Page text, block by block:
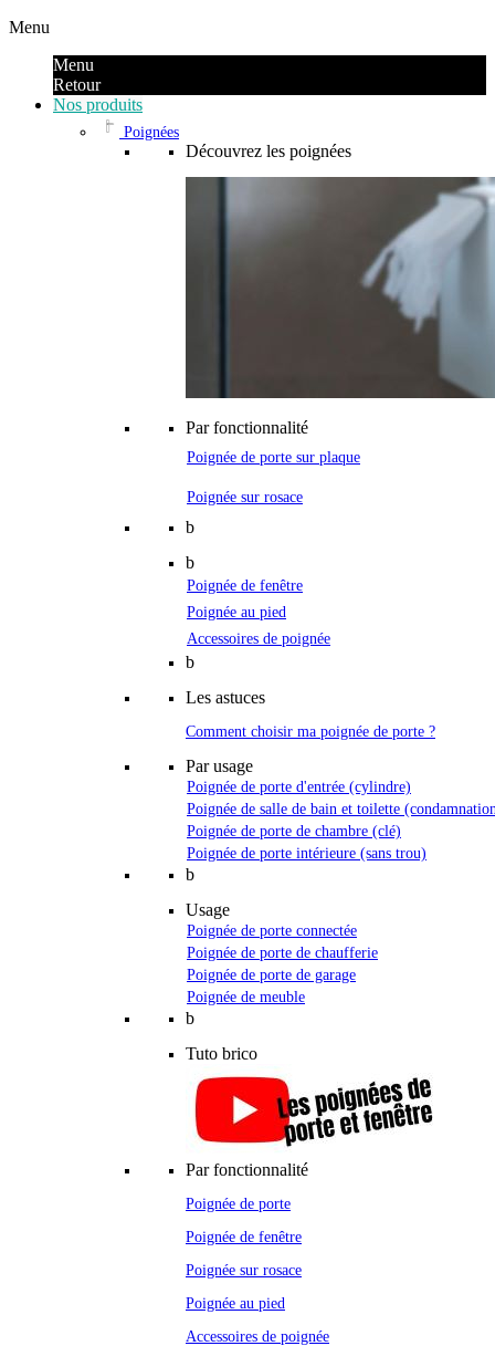
Menu
Menu
Retour
Nos produits
Poignées
Découvrez les poignées
Par fonctionnalité
Poignée de porte sur plaque
Poignée sur rosace
b
b
Poignée de fenêtre
Poignée au pied
Accessoires de poignée
b
Les astuces
Comment choisir ma poignée de porte ?
Par usage
Poignée de porte d'entrée (cylindre)
Poignée de salle de bain et toilette
Poignée de porte de chambre (clé)
Poignée de porte intérieure (sans trou)
b
Usage
Poignée de porte connectée
Poignée de porte de chaufferie
Poignée de porte de garage
Poignée de meuble
b
Tuto brico
Par fonctionnalité
Poignée de porte
Poignée de fenêtre
Poignée sur rosace
Poignée au pied
Accessoires de poignée